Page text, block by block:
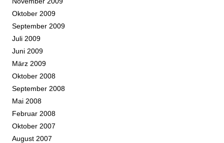
Oktober 2009
September 2009
Juli 2009
Juni 2009
März 2009
Oktober 2008
September 2008
Mai 2008
Februar 2008
Oktober 2007
August 2007